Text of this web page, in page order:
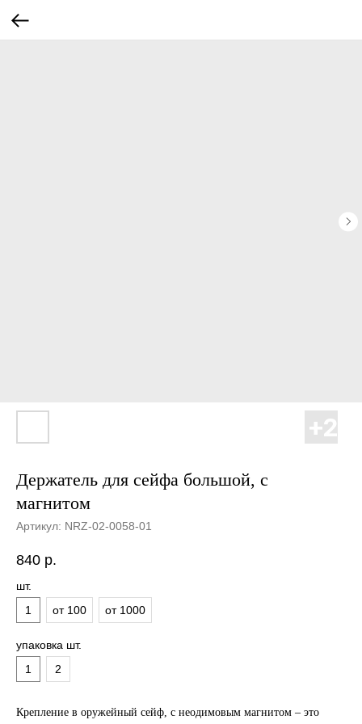
Держатель для сейфа большой, с
магнитом
Артикул: NRZ-02-0058-01
840 р.
шт.
1
от 100 от 1000
упаковка шт.
1
2
Крепление в оружейный сейф, с неодимовым магнитом – это